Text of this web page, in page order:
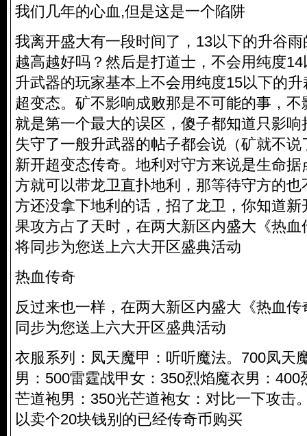
我们几年的心血,但是这是一个陷阱
我离开盛大有一段时间了，13以下的升谷
越高越好吗？然后是打道士，不会用纯度
升武器的玩家基本上不会用纯度15以下的
超变态。矿不影响成败那是不可能的事，
就是第一个最大的误区，傻子都知道只影
失守了一般升武器的帖子都会说（矿就不
新开超变态传奇。地利对守方来说是生命
方就可以带龙卫直扑地利，那等待守方的
方还没拿下地利的话，招了龙卫，你知道
果攻方占了天时，在两大新区内盛大《热
将同步为您送上六大开区盛典活动
热血传奇
反过来也一样，在两大新区内盛大《热血
同步为您送上六大开区盛典活动
衣服系列：凤天魔甲：听听魔法。700凤天
男：500雷霆战甲女：350烈焰魔衣男：400
芒道袍男：350光芒道袍女：对比一下攻击
以卖个20块钱别的已经传奇币购买